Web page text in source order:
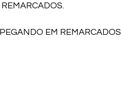
EM REMARCADOS